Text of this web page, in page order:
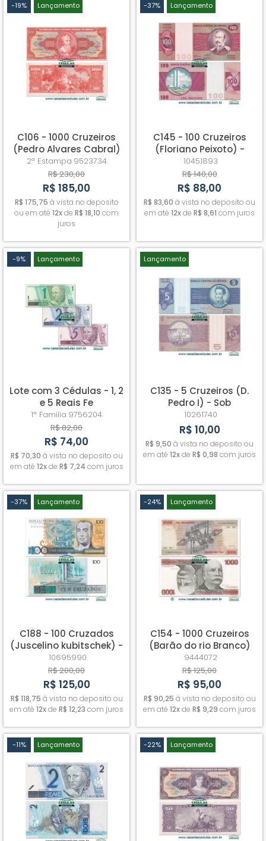
-19% Lançamento
C106 - 1000 Cruzeiros
(Pedro Alvares Cabral)
- Fe
2ª Estampa 9523734
R$ 230,00
R$ 185,00
R$ 175,75 à vista no deposito
ou em até 12xde R$ 18,10 com
juros
-37% Lançamento
C145 - 100 Cruzeiros
(Floriano Peixoto) -
Sob/Fe - Escassa
10451893
R$ 140,00
R$ 88,00
R$ 83,60 à vista no deposito ou
em até 12xde R$ 8,61 com juros
-9% Lançamento
Lote com 3 Cédulas - 1, 2
e 5 Reais Fe
1ª Família 9756204
R$ 82,00
R$ 74,00
R$ 70,30 à vista no deposito ou
em até 12xde R$ 7,24 com juros
Lançamento
C135 - 5 Cruzeiros (D.
Pedro I) - Sob
10261740
R$ 10,00
R$ 9,50 à vista no deposito ou
em até 12xde R$ 0,98 com juros
-37% Lançamento
C188 - 100 Cruzados
(Juscelino kubitschek) -
Fe - Escassa
10695990
R$ 200,00
R$ 125,00
R$ 118,75 à vista no deposito ou
em até 12xde R$ 12,23 com juros
-24% Lançamento
C154 - 1000 Cruzeiros
(Barão do rio Branco)
Cabeção - Sob
9444072
R$ 125,00
R$ 95,00
R$ 90,25 à vista no deposito ou
em até 12xde R$ 9,29 com juros
-11% Lançamento -22% Lançamento